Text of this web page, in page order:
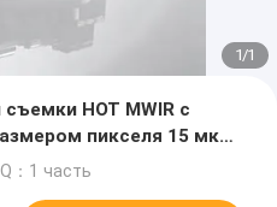
1/1
HOT MWIR с
пикселя 15 мкм
：1 часть